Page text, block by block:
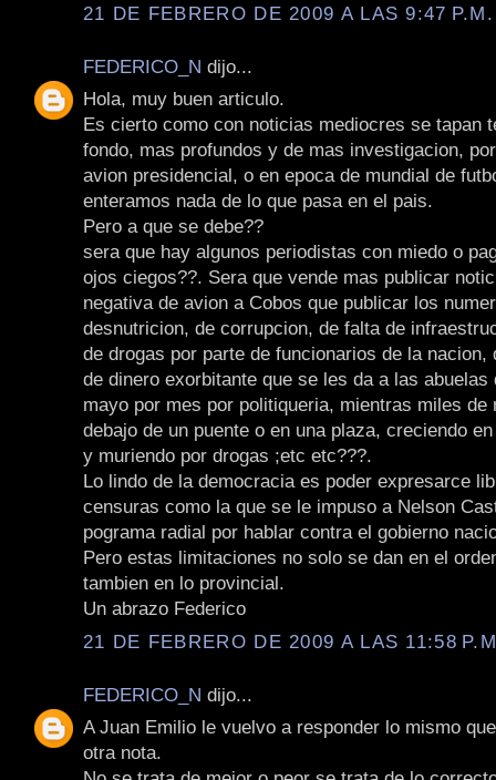
21 DE FEBRERO DE 2009 A LAS 9:47 P.M.
FEDERICO_N dijo...
Hola, muy buen articulo.
Es cierto como con noticias mediocres se tapan
fondo, mas profundos y de mas investigacion,
avion presidencial, o en epoca de mundial de
enteramos nada de lo que pasa en el pais.
Pero a que se debe??
sera que hay algunos periodistas con miedo o
ojos ciegos??. Sera que vende mas publicar
negativa de avion a Cobos que publicar los
desnutricion, de corrupcion, de falta de
de drogas por parte de funcionarios de la nacion,
de dinero exorbitante que se les da a las abuelas
mayo por mes por politiqueria, mientras miles de
debajo de un puente o en una plaza, creciendo
y muriendo por drogas ;etc etc???.
Lo lindo de la democracia es poder expresarce
censuras como la que se le impuso a Nelson
pograma radial por hablar contra el gobierno
Pero estas limitaciones no solo se dan en el
tambien en lo provincial.
Un abrazo Federico
21 DE FEBRERO DE 2009 A LAS 11:58
FEDERICO_N dijo...
A Juan Emilio le vuelvo a responder lo mismo
otra nota.